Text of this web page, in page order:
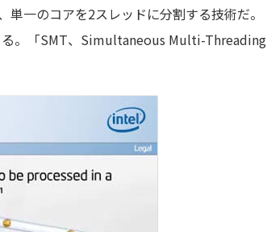
一のコアを2スレッドに分割する技術だ。
る。「SMT、Simultaneous Multi-Threading